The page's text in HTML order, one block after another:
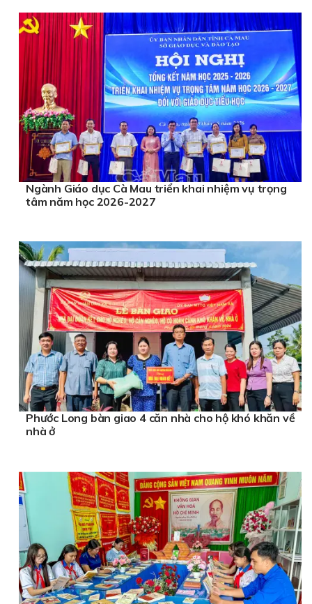
Ngành Giáo dục Cà Mau triển khai nhiệm vụ trọng
tâm năm học 2026-2027
Phước Long bàn giao 4 căn nhà cho hộ khó khăn về
nhà ở